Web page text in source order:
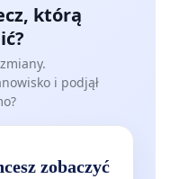
którą
i podjął
zobaczyć